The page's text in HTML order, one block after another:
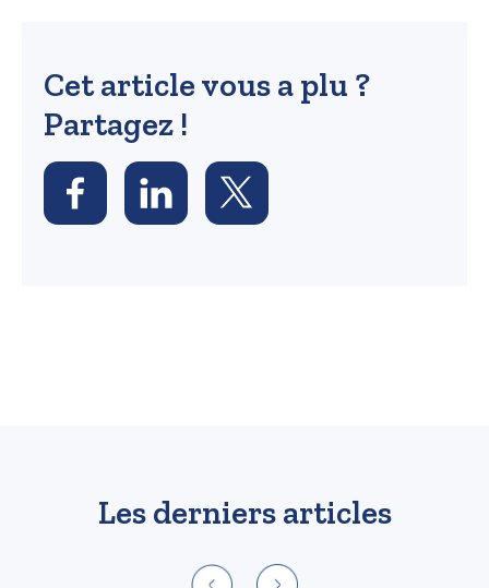
Cet article vous a plu ?
Partagez !
Les derniers articles